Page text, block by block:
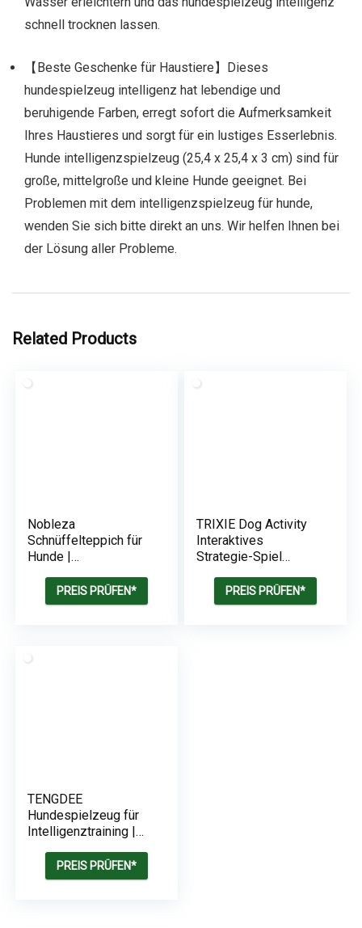
schnell trocknen lassen.
【Beste Geschenke für Haustiere】Dieses
hundespielzeug intelligenz hat lebendige und
beruhigende Farben, erregt sofort die Aufmerksamkeit
Ihres Haustieres und sorgt für ein lustiges Esserlebnis.
Hunde intelligenzspielzeug (25,4 x 25,4 x 3 cm) sind für
große, mittelgroße und kleine Hunde geeignet. Bei
Problemen mit dem intelligenzspielzeug für hunde,
wenden Sie sich bitte direkt an uns. Wir helfen Ihnen bei
der Lösung aller Probleme.
Related Products
Nobleza
Schnüffelteppich für
Hunde |
WaschbarPREIS PRÜFEN*
TRIXIE Dog Activity
Interaktives
Strategie-Spiel
PREIS PRÜFEN*
TENGDEE
Hundespielzeug für
Intelligenztraining |
PREIS PRÜFEN*